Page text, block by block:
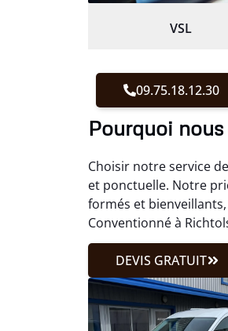
VSL
09.75.18.12.30
Pourquoi
Choisir notre service
et ponctuelle. Notre
formés et
Conventionné à
DEVIS GRATUIT